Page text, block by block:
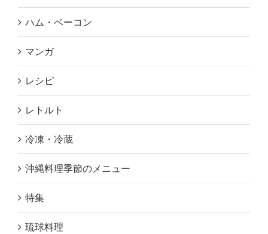
ハム・ベーコン
マンガ
レシピ
レトルト
冷凍・冷蔵
沖縄料理季節のメニュー
特集
琉球料理